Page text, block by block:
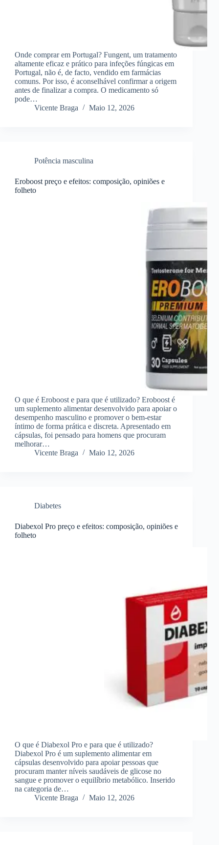
Onde comprar em Portugal? Fungent, um tratamento
altamente eficaz e prático para infeções fúngicas em
Portugal, não é, de facto, vendido em farmácias
comuns. Por isso, é aconselhável confirmar a origem
antes de finalizar a compra. O medicamento só
pode…
Vicente Braga
Maio 12, 2026
Potência masculina
Eroboost preço e efeitos: composição, opiniões e
folheto
O que é Eroboost e para que é utilizado? Eroboost é
um suplemento alimentar desenvolvido para apoiar o
desempenho masculino e promover o bem-estar
íntimo de forma prática e discreta. Apresentado em
cápsulas, foi pensado para homens que procuram
melhorar…
Vicente Braga
Maio 12, 2026
Diabetes
Diabexol Pro preço e efeitos: composição, opiniões e
folheto
O que é Diabexol Pro e para que é utilizado?
Diabexol Pro é um suplemento alimentar em
cápsulas desenvolvido para apoiar pessoas que
procuram manter níveis saudáveis de glicose no
sangue e promover o equilíbrio metabólico. Inserido
na categoria de…
Vicente Braga
Maio 12, 2026